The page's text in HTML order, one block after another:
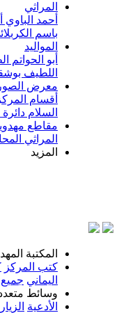
المراثي
أحمد الباوي
باسم
المواليد
أبو الحواتم
اللطيف
معرض الصور
أقسام
السلام
مقاطع
المراثي
المزيد
المكتبة
كتب المركز
اليماني
وسائط
الأدعية